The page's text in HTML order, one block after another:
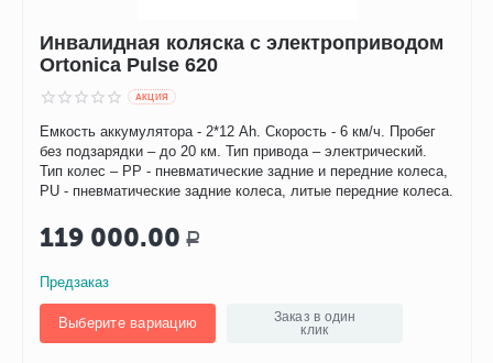
Инвалидная коляска с электроприводом
Ortonica Pulse 620
AКЦИЯ
Емкость аккумулятора - 2*12 Ah. Скорость - 6 км/ч. Пробег
без подзарядки – до 20 км. Тип привода – электрический.
Тип колес – PP - пневматические задние и передние колеса,
PU - пневматические задние колеса, литые передние колеса.
119 000.00 Р
Предзаказ
Выберите вариацию
Заказ в один
клик